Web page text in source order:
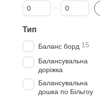
Від Знижка %
До Знижка %
Тип
Баланс борд 15
Балансувальна
доріжка
Балансувальна
дошка по Більгоу